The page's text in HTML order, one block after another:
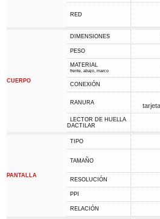
RED
CUERPO
DIMENSIONES
PESO
MATERIAL
frente, abajo, marco
CONEXIÓN
RANURA
LECTOR DE HUELLA
DACTILAR
PANTALLA
TIPO
TAMAÑO
RESOLUCIÓN
PPI
RELACIÓN